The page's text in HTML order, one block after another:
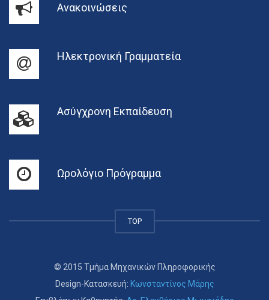
Ανακοινώσεις
Ηλεκτρονική Γραμματεία
Ασύγχρονη Εκπαίδευση
Ωρολόγιο Πρόγραμμα
TOP
© 2015 Τμήμα Μηχανικών Πληροφορικής
Design-Κατασκευή: Κωνσταντίνος Μάρης